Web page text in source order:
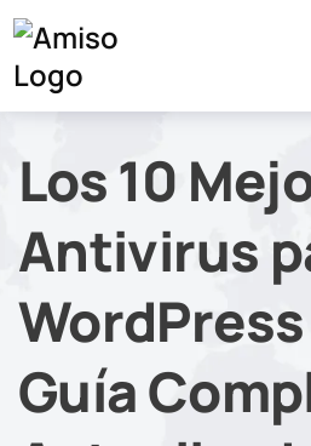
Los 10
Antivirus
Guía